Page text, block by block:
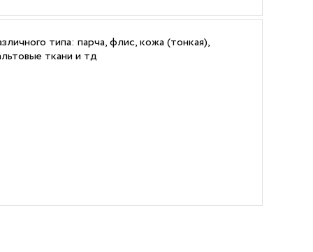
типа: парча, флис, кожа (тонкая),
ткани и тд